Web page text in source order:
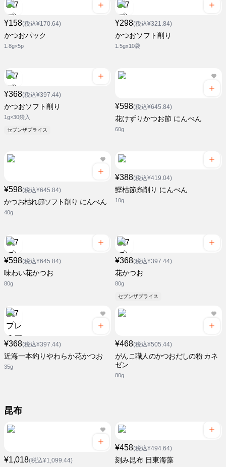
¥158(税込¥170.64)
かつおパック
1.8g×5p
¥298(税込¥321.84)
かつおソフト削り
1.5gx10袋
¥368(税込¥397.44)
かつおソフト削り
1g×30袋入
セブンザプライス
¥598(税込¥645.84)
花けずりかつお節 にんべん
60g
¥598(税込¥645.84)
かつお枯れ節ソフト削り にんべん
40g
¥388(税込¥419.04)
鰹枯節糸削り にんべん
10g
¥598(税込¥645.84)
味わい花かつお
80g
¥368(税込¥397.44)
花かつお
80g
セブンザプライス
¥368(税込¥397.44)
近海一本釣りやわらか花かつお
35g
¥468(税込¥505.44)
がんこ職人のかつおだしの粉 カネ
ゼン
80g
昆布
¥1,018(税込¥1,099.44)
¥458(税込¥494.64)
刻み昆布 日東海藻